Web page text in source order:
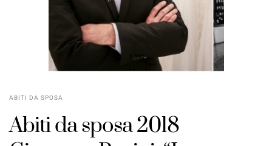
ABITI DA SPOSA
Abiti da sposa 2018